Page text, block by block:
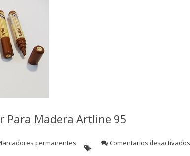
Para Madera Artline 95
permanentes Comentarios desactivados